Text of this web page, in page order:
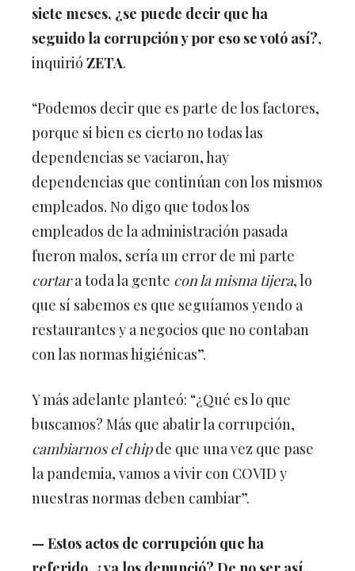
siete meses,
¿se puede decir que ha
seguido la corrupción y por eso se votó así?
inquirió ZETA
“Podemos decir que es parte de los factores,
porque si bien es cierto no todas las
dependencias se vaciaron, hay
dependencias que continúan con los mismos
empleados. No digo que todos los
empleados de la administración pasada
fueron malos, sería un error de mi parte
cortar
a toda la gente con la misma tijera
, lo
que sí sabemos es que seguíamos yendo a
restaurantes y a negocios que no contaban
con las normas higiénicas”.
Y más adelante planteó: “¿Qué es lo que
buscamos? Más que abatir la corrupción,
cambiarnos el chip
de que una vez que pase
la pandemia, vamos a vivir con COVID y
nuestras normas deben cambiar”.
Estos actos de corrupción que ha
referido, ¿ya los denunció? De no ser así,